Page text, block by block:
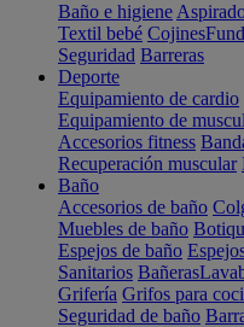
Baño e higiene
Textil bebé Cojines
Seguridad Barreras
Deporte
Equipamiento de cardio
Equipamiento de
Accesorios fitness
Recuperación muscular
Baño
Accesorios de baño
Muebles de baño
Espejos de baño
Sanitarios Bañeras
Grifería Grifos para
Seguridad de baño